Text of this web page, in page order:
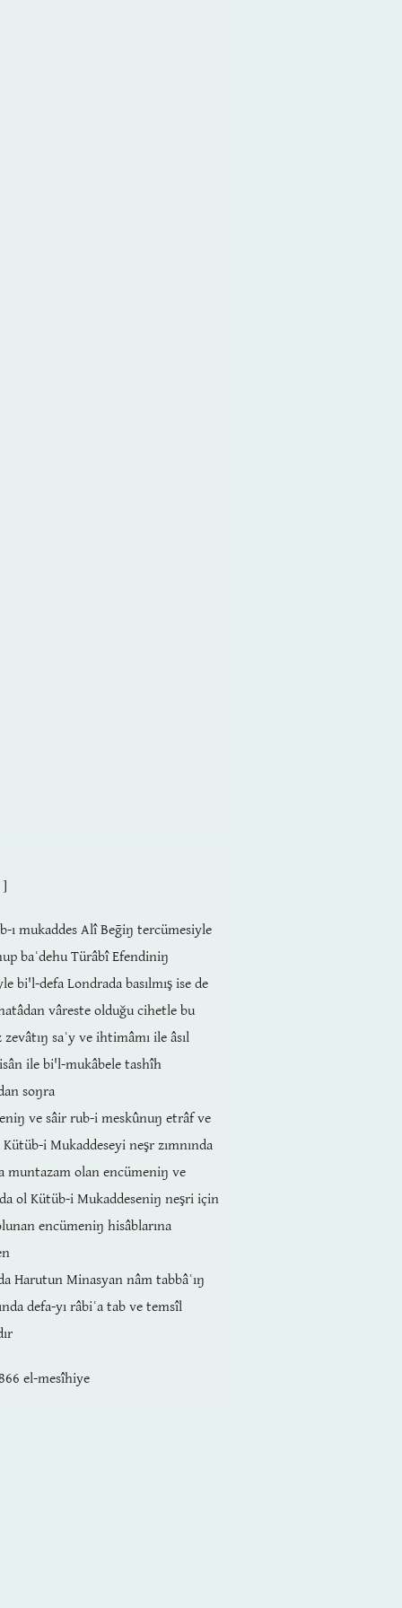
]
ı mukaddes Alî Beḡiŋ tercümesiyle
baʿdehu Türâbî Efendiniŋ
bi'l-defa Londrada basılmış ise de
vâreste olduğu cihetle bu
zevâtıŋ saʿy ve ihtimâmı ile âsıl
ile bi'l-mukâbele tashîh
soŋra
ve sâir rub-i meskûnuŋ etrâf ve
Kütüb-i Mukaddeseyi neşr zımnında
muntazam olan encümeniŋ ve
ol Kütüb-i Mukaddeseniŋ neşri için
encümeniŋ hisâblarına
Harutun Minasyan nâm tabbâʿıŋ
defa-yı râbiʿa tab ve temsîl
el-mesîhiye